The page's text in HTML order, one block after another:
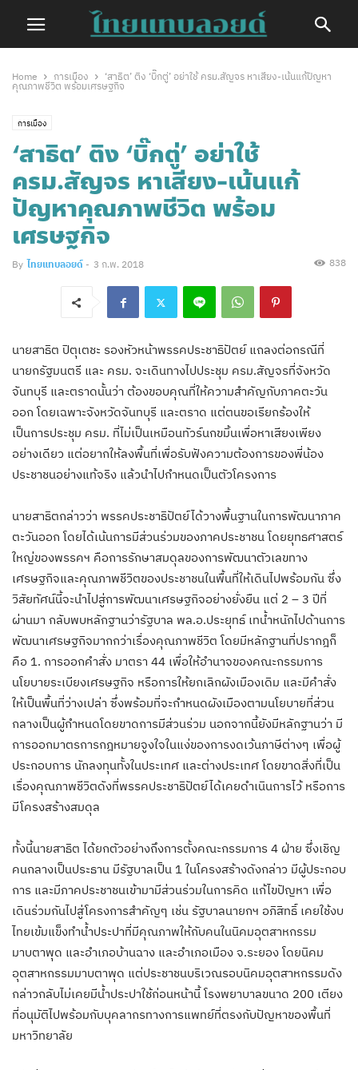
Home การเมือง
‘สาธิต’ ติง ‘บิ๊กตู่’ อย่าใช้ ครม.สัญจร หาเสียง-เน้นแก้ปัญหา
คุณภาพชีวิต พร้อมเศรษฐกิจ
การเมือง
‘สาธิต’ ติง ‘บิ๊กตู่’ อย่าใช้
ครม.สัญจร หาเสียง-เน้นแก้
ปัญหาคุณภาพชีวิต พร้อม
เศรษฐกิจ
By ไทยแทบลอยด์ - 3 ก.พ. 2018 838
นายสาธิต ปิตุเตชะ รองหัวหน้าพรรคประชาธิปัตย์ แถลงต่อกรณีที่
นายกรัฐมนตรี และ ครม. จะเดินทางไปประชุม ครม.สัญจรที่จังหวัด
จันทบุรี และตราดนั้นว่า ต้องขอบคุณที่ให้ความสำคัญกับภาคตะวัน
ออก โดยเฉพาะจังหวัดจันทบุรี และตราด แต่ตนขอเรียกร้องให้
เป็นการประชุม ครม. ที่ไม่เป็นเหมือนทัวร์นกขมิ้นเพื่อหาเสียงเพียง
อย่างเดียว แต่อยากให้ลงพื้นที่เพื่อรับฟังความต้องการของพี่น้อง
ประชาชนอย่างแท้จริง แล้วนำไปกำหนดเป็นตัวโครงการ
นายสาธิตกล่าวว่า พรรคประชาธิปัตย์ได้วางพื้นฐานในการพัฒนาภาค
ตะวันออก โดยได้เน้นการมีส่วนร่วมของภาคประชาชน โดยยุทธศาสตร์
ใหญ่ของพรรคฯ คือการรักษาสมดุลของการพัฒนาตัวเลขทาง
เศรษฐกิจและคุณภาพชีวิตของประชาชนในพื้นที่ให้เดินไปพร้อมกัน ซึ่ง
วิสัยทัศน์นี้จะนำไปสู่การพัฒนาเศรษฐกิจอย่างยั่งยืน แต่ 2 – 3 ปีที่
ผ่านมา กลับพบหลักฐานว่ารัฐบาล พล.อ.ประยุทธ์ เทน้ำหนักไปด้านการ
พัฒนาเศรษฐกิจมากกว่าเรื่องคุณภาพชีวิต โดยมีหลักฐานที่ปรากฎก็
คือ 1. การออกคำสั่ง มาตรา 44 เพื่อให้อำนาจของคณะกรรมการ
นโยบายระเบียงเศรษฐกิจ หรือการให้ยกเลิกผังเมืองเดิม และมีคำสั่ง
ให้เป็นพื้นที่ว่างเปล่า ซึ่งพร้อมที่จะกำหนดผังเมืองตามนโยบายที่ส่วน
กลางเป็นผู้กำหนดโดยขาดการมีส่วนร่วม นอกจากนี้ยังมีหลักฐานว่า มี
การออกมาตรการกฎหมายจูงใจในแง่ของการงดเว้นภาษีต่างๆ เพื่อผู้
ประกอบการ นักลงทุนทั้งในประเทศ และต่างประเทศ โดยขาดสิ่งที่เป็น
เรื่องคุณภาพชีวิตดังที่พรรคประชาธิปัตย์ได้เคยดำเนินการไว้ หรือการ
มีโครงสร้างสมดุล
ทั้งนี้นายสาธิต ได้ยกตัวอย่างถึงการตั้งคณะกรรมการ 4 ฝ่าย ซึ่งเชิญ
คนกลางเป็นประธาน มีรัฐบาลเป็น 1 ในโครงสร้างดังกล่าว มีผู้ประกอบ
การ และมีภาคประชาชนเข้ามามีส่วนร่วมในการคิด แก้ไขปัญหา เพื่อ
เดินร่วมกันไปสู่โครงการสำคัญๆ เช่น รัฐบาลนายกฯ อภิสิทธิ์ เคยใช้งบ
ไทยเข้มแข็งทำน้ำประปาที่มีคุณภาพให้กับคนในนิคมอุตสาหกรรม
มาบตาพุด และอำเภอบ้านฉาง และอำเภอเมือง จ.ระยอง โดยนิคม
อุตสาหกรรมมาบตาพุด แต่ประชาชนบริเวณรอบนิคมอุตสาหกรรมดัง
กล่าวกลับไม่เคยมีน้ำประปาใช้ก่อนหน้านี้ โรงพยาบาลขนาด 200 เตียง
ที่อนุมัติไปพร้อมกับบุคลากรทางการแพทย์ที่ตรงกับปัญหาของพื้นที่
มหาวิทยาลัย